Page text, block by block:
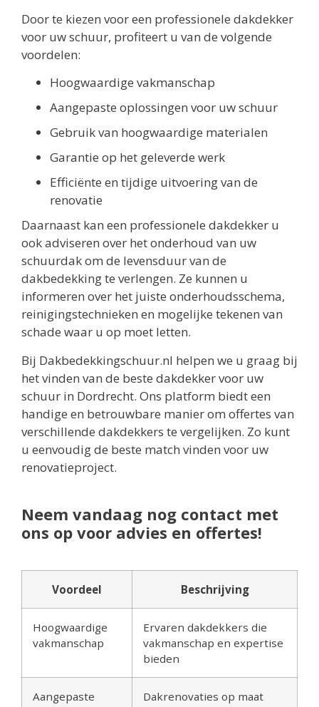
Door te kiezen voor een professionele dakdekker
voor uw schuur, profiteert u van de volgende
voordelen:
Hoogwaardige vakmanschap
Aangepaste oplossingen voor uw schuur
Gebruik van hoogwaardige materialen
Garantie op het geleverde werk
Efficiënte en tijdige uitvoering van de
renovatie
Daarnaast kan een professionele dakdekker u
ook adviseren over het onderhoud van uw
schuurdak om de levensduur van de
dakbedekking te verlengen. Ze kunnen u
informeren over het juiste onderhoudsschema,
reinigingstechnieken en mogelijke tekenen van
schade waar u op moet letten.
Bij Dakbedekkingschuur.nl helpen we u graag bij
het vinden van de beste dakdekker voor uw
schuur in Dordrecht. Ons platform biedt een
handige en betrouwbare manier om offertes van
verschillende dakdekkers te vergelijken. Zo kunt
u eenvoudig de beste match vinden voor uw
renovatieproject.
Neem vandaag nog contact met
ons op voor advies en offertes!
Voordeel Beschrijving
Hoogwaardige
vakmanschap
Ervaren dakdekkers die
vakmanschap en expertise
bieden
Aangepaste
Dakrenovaties op maat